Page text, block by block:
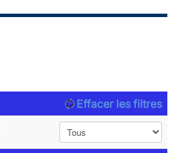
Effacer les filtres